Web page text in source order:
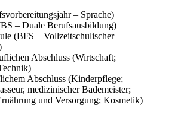
– Sprache)
– Duale Berufsausbildung)
(BFS – Vollzeitschulischer
Abschluss (Wirtschaft;
Abschluss (Kinderpflege;
medizinischer Bademeister;
und Versorgung; Kosmetik)